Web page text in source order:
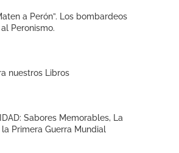
a Perón”. Los bombardeos
Peronismo.
nuestros Libros
Sabores Memorables, La
Primera Guerra Mundial